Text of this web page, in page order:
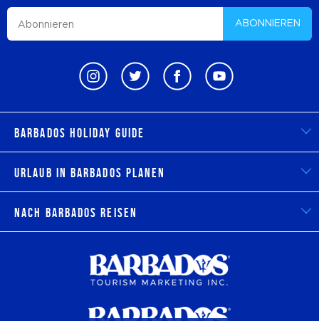
ABONNIEREN
Barbados Holiday Guide
Urlaub in Barbados planen
Nach Barbados reisen